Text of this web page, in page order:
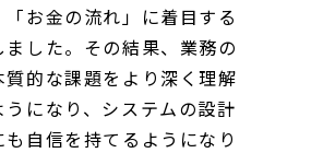
「お金の流れ」に着目する
ました。その結果、業務の
質的な課題をより深く理解
うになり、システムの設計
自信を持てるようになり